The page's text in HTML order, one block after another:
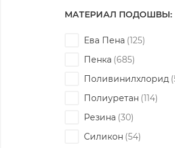
МАТЕРИАЛ ПОДОШВЫ:
Ева Пена
Пенка
Поливинилхлорид
Полиуретан
Резина
Силикон